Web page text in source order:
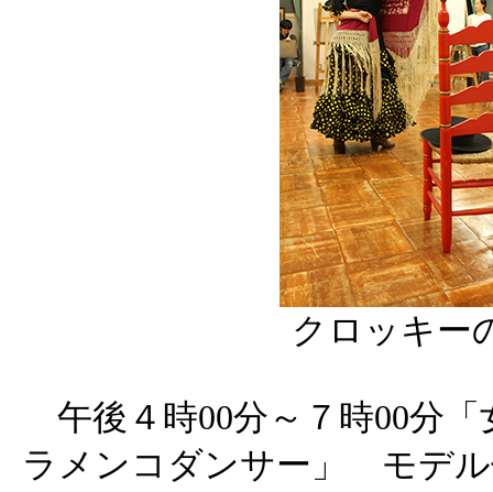
クロッキー
午後４時00分～７時00分
ラメンコダンサー」 モデル